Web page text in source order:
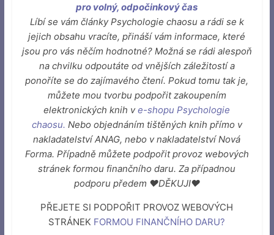
pro volný, odpočinkový čas
Líbí se vám články Psychologie chaosu a rádi se k
jejich obsahu vracíte, přináší vám informace, které
jsou pro vás něčím hodnotné? Možná se rádi alespoň
na chvilku odpoutáte od vnějších záležitostí a
ponoříte se do zajímavého čtení. Pokud tomu tak je,
můžete mou tvorbu podpořit zakoupením
elektronických knih ve-shopu Psychologie
chaosu. Nebo objednáním tištěných knih přímo v
nakladatelství ANAG, nebo v nakladatelství Nová
Forma. Případně můžete podpořit provoz webových
stránek formou finančního daru. Za případnou
podporu předem ♥DĚKUJI♥
PŘEJETE SI PODPOŘIT PROVOZ WEBOVÝCH
STRÁNEK FORMOU FINANČNÍHO DARU?